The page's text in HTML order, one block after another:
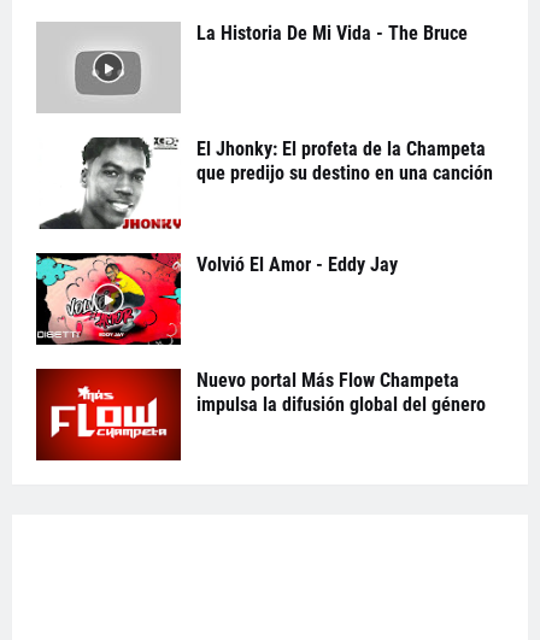
La Historia De Mi Vida - The Bruce
El Jhonky: El profeta de la Champeta
que predijo su destino en una canción
Volvió El Amor - Eddy Jay
Nuevo portal Más Flow Champeta
impulsa la difusión global del género